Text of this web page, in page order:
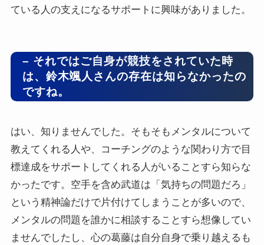
ている人の支えになるサポートに興味がありました。
– それではご自身が競技をされていた時
は、鈴木颯人さんの存在は知らなかったの
ですね。
はい、知りませんでした。そもそもメンタルについて
教えてくれる人や、コーチングのような関わり方で目
標達成をサポートしてくれる人がいることすら知らな
かったです。空手を含め武道は「気持ちの問題だろ」
という精神論だけで片付けてしまうことが多いので、
メンタルの問題を誰かに相談することすら想像してい
ませんでしたし、心の葛藤は自分自身で乗り越えるも